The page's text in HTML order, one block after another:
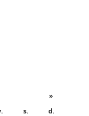
»
s.
d.